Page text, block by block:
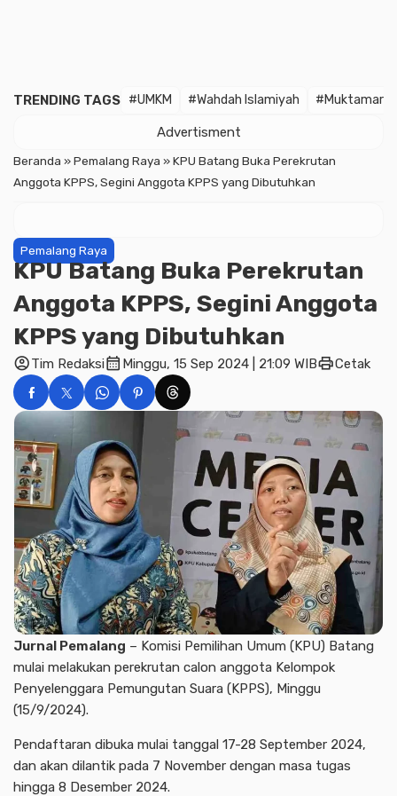
TRENDING TAGS #UMKM #Wahdah Islamiyah #Muktamar
Advertisment
Beranda »Pemalang Raya »KPU Batang Buka Perekrutan
Anggota KPPS, Segini Anggota KPPS yang Dibutuhkan
Pemalang Raya
KPU Batang Buka Perekrutan
Anggota KPPS, Segini Anggota
KPPS yang Dibutuhkan
account_circleTim Redaksicalendar_month Minggu, 15 Sep 2024 | 21:09 WIBprintCetak
Jurnal Pemalang – Komisi Pemilihan Umum (KPU) Batang
mulai melakukan perekrutan calon anggota Kelompok
Penyelenggara Pemungutan Suara (KPPS), Minggu
(15/9/2024).
Pendaftaran dibuka mulai tanggal 17-28 September 2024,
dan akan dilantik pada 7 November dengan masa tugas
hingga 8 Desember 2024.